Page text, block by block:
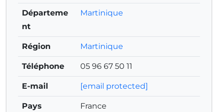
Départeme
nt
Martinique
Région Martinique
Téléphone 05 96 67 50 11
E-mail [email protected]
Pays France